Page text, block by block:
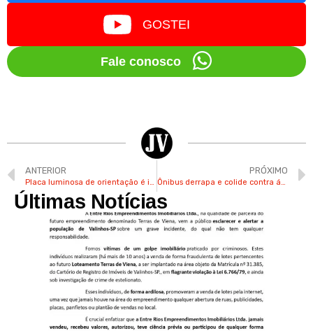
GOSTEI
Fale conosco
ANTERIOR
Placa luminosa de orientação é instalada na Rod. dos Agricultores
PRÓXIMO
Ônibus derrapa e colide contra árvore na Av. Paulista em Valinhos
Últimas Notícias